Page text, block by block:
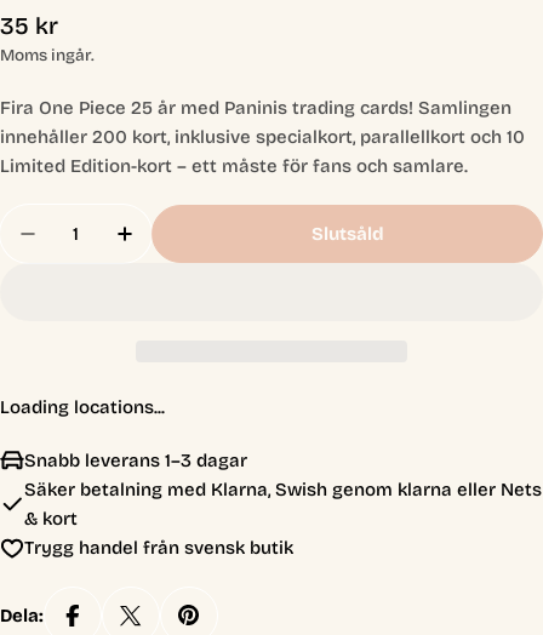
Ordinarie
pris
35 kr
Moms ingår.
Fira One Piece 25 år med Paninis trading cards! Samlingen
innehåller 200 kort, inklusive specialkort, parallellkort och 10
Limited Edition-kort – ett måste för fans och samlare.
Slutsåld
Loading locations...
Snabb leverans 1–3 dagar
Säker betalning med Klarna, Swish genom klarna eller Nets
& kort
Trygg handel från svensk butik
Dela: